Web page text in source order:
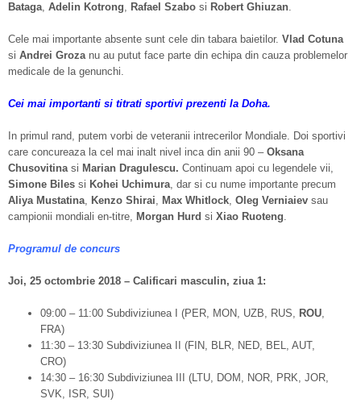
Bataga, Adelin Kotrong, Rafael Szabo si Robert Ghiuzan.
Cele mai importante absente sunt cele din tabara baietilor. Vlad Cotuna
si Andrei Grozanu au putut face parte din echipa din cauza problemelor
medicale de la genunchi.
Cei mai importanti si titrati sportivi prezenti la Doha.
In primul rand, putem vorbi de veteranii intrecerilor Mondiale. Doi sportivi
care concureaza la cel mai inalt nivel inca din anii 90 – Oksana
Chusovitinasi Marian Dragulescu. Continuam apoi cu legendele vii,
Simone Biles si Kohei Uchimura, dar si cu nume importante precum
Aliya Mustatina, Kenzo Shirai, Max Whitlock, Oleg Verniaiev sau
campionii mondiali en-titre, Morgan Hurd si Xiao Ruoteng.
Programul de concurs
Joi, 25 octombrie 2018 – Calificari masculin, ziua 1:
09:00 – 11:00 Subdiviziunea I (PER, MON, UZB, RUS, ROU,
FRA)
11:30 – 13:30 Subdiviziunea II (FIN, BLR, NED, BEL, AUT,
CRO)
14:30 – 16:30 Subdiviziunea III (LTU, DOM, NOR, PRK, JOR,
SVK, ISR, SUI)